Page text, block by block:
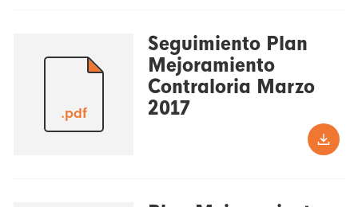
.pdf
Seguimiento Plan
Mejoramiento
Contraloria Marzo
2017